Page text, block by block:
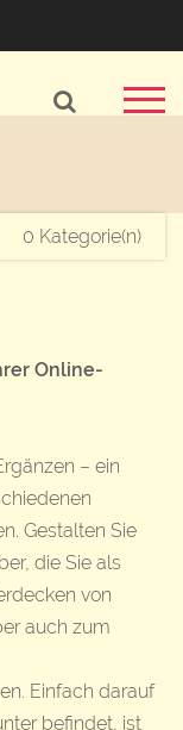
0 Kategorie(n)
Online-
– ein
Gestalten Sie
die Sie als
von
auch zum
Einfach darauf
befindet, ist